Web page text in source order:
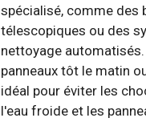
spécialisé, comme des
télescopiques ou des
nettoyage
panneaux tôt le matin
idéal pour éviter les
l'eau froide et les